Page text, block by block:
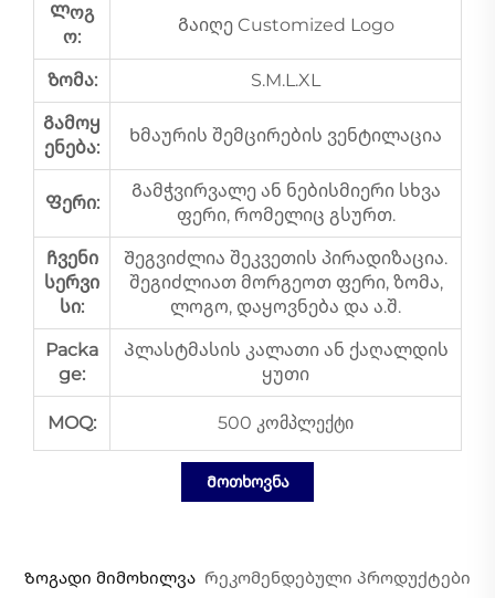
Ლოგ
ო:
Გაიღე Customized Logo
Ზომა: S.M.L.XL
Გამოყ
ენება:
Ხმაურის შემცირების ვენტილაცია
Ფერი:
Გამჭვირვალე ან ნებისმიერი სხვა
ფერი, რომელიც გსურთ.
Ჩვენი
სერვი
სი:
Შეგვიძლია შეკვეთის პირადიზაცია.
შეგიძლიათ მორგეოთ ფერი, ზომა,
ლოგო, დაყოვნება და ა.შ.
Packa
ge:
Პლასტმასის კალათი ან ქაღალდის
ყუთი
MOQ: 500 კომპლექტი
Მოთხოვნა
Ზოგადი მიმოხილვა Რეკომენდებული პროდუქტები